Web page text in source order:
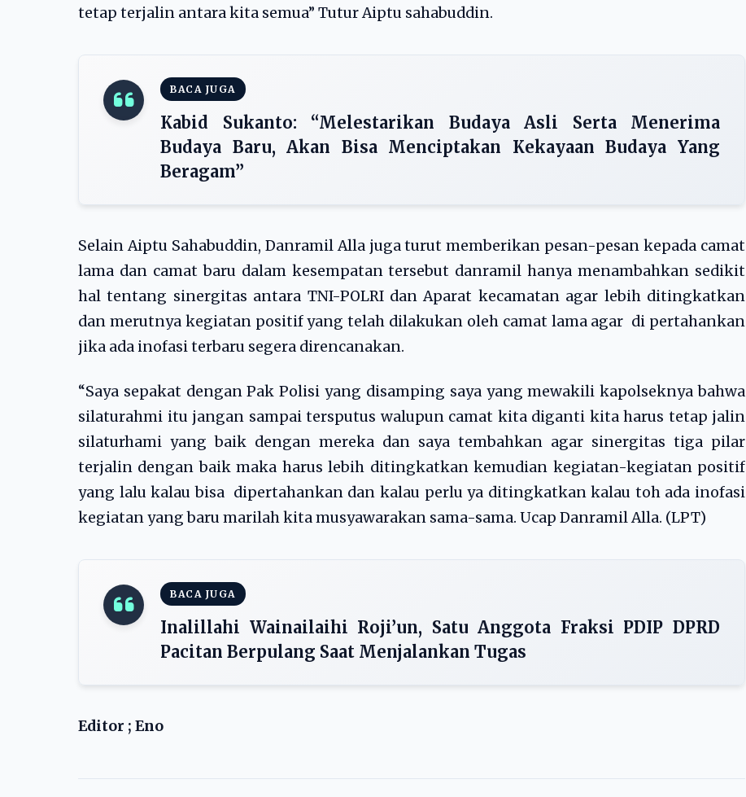
tetap terjalin antara kita semua” Tutur Aiptu sahabuddin.
BACA JUGA
Kabid Sukanto: “Melestarikan Budaya Asli Serta Menerima
Budaya Baru, Akan Bisa Menciptakan Kekayaan Budaya Yang
Beragam”
Selain Aiptu Sahabuddin, Danramil Alla juga turut memberikan pesan-pesan kepada camat
lama dan camat baru dalam kesempatan tersebut danramil hanya menambahkan sedikit
hal tentang sinergitas antara TNI-POLRI dan Aparat kecamatan agar lebih ditingkatkan
dan merutnya kegiatan positif yang telah dilakukan oleh camat lama agar di pertahankan
jika ada inofasi terbaru segera direncanakan.
“Saya sepakat dengan Pak Polisi yang disamping saya yang mewakili kapolseknya bahwa
silaturahmi itu jangan sampai tersputus walupun camat kita diganti kita harus tetap jalin
silaturhami yang baik dengan mereka dan saya tembahkan agar sinergitas tiga pilar
terjalin dengan baik maka harus lebih ditingkatkan kemudian kegiatan-kegiatan positif
yang lalu kalau bisa dipertahankan dan kalau perlu ya ditingkatkan kalau toh ada inofasi
kegiatan yang baru marilah kita musyawarakan sama-sama. Ucap Danramil Alla. (LPT)
BACA JUGA
Inalillahi Wainailaihi Roji’un, Satu Anggota Fraksi PDIP DPRD
Pacitan Berpulang Saat Menjalankan Tugas
Editor ; Eno